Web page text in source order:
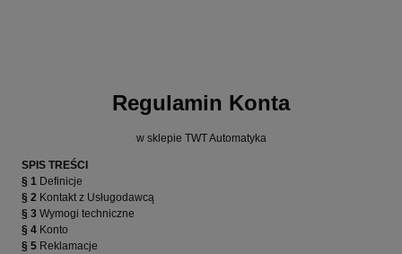
Regulamin Konta
w sklepie TWT Automatyka
SPIS TREŚCI
§ 1 Definicje
§ 2 Kontakt z Usługodawcą
§ 3 Wymogi techniczne
§ 4 Konto
§ 5 Reklamacje